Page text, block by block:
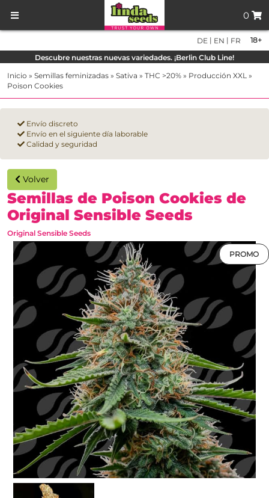
0
18+
DE | EN | FR
Descubre nuestras nuevas variedades. ¡Berlin Club Line!
Inicio » Semillas feminizadas » Sativa » THC >20% » Producción XXL »
Poison Cookies
Envío discreto
Envío en el siguiente día laborable
Calidad y seguridad
Volver
Semillas de Poison Cookies de
Original Sensible Seeds
Original Sensible Seeds
PROMO